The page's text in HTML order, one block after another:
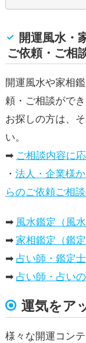
開運風水・
ご依頼・ご相
開運風水や家相
頼・ご相談がで
お探しの方は、
い。
➡ ご相談内容に
・ 法人・企業様
らのご依頼ご相
➡ 風水鑑定（風水
➡ 家相鑑定（鑑定
➡ 占い師・鑑定士
➡ 占い師・占い
運気をア
様々な開運コン